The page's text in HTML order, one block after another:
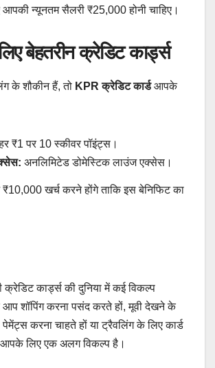
न्यूनतम सैलरी ₹25,000 होनी चाहिए।
बेहतरीन क्रेडिट कार्ड्स
के शौकीन हैं, तो KPR क्रेडिट कार्डआपके
₹1 पर 10 स्कीवर पॉइंट्स।
अनलिमिटेड डोमेस्टिक लाउंज एक्सेस।
खर्च करने होंगे ताकि इस बेनिफिट का
क्रेडिट कार्ड्स की दुनिया में कई विकल्प
शॉपिंग करना पसंद करते हों, मूवी देखने के
करना चाहते हों या ट्रैवलिंग के लिए कार्ड
आपके लिए एक अलग विकल्प है।